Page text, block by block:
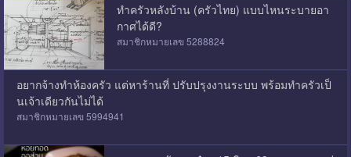
ทำครัวหลังบ้าน (ครัวไทย) แบบไหนระบายอา
กาศได้ดี?
สมาชิกหมายเลข 5288824
อยากจ้างทำห้องครัว แต่หาร้านที่ ปรับปรุงงานระบบ พร้อมทำครัวเป็
นเจ้าเดียวกันไม่ได้
สมาชิกหมายเลข 5994941